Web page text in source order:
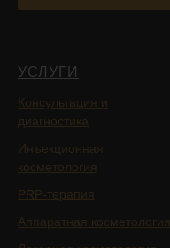
УСЛУГИ
Консультация и
диагностика
Инъекционная
косметология
PRP-терапия
Аппаратная косметология